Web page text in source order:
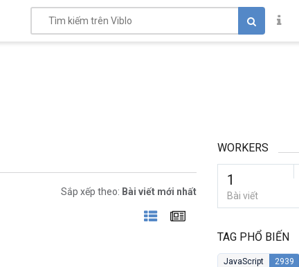
Sắp xếp theo: Bài viết mới nhất
WORKERS
1
Bài viết
TAG PHỔ BIẾN
JavaScript 2939